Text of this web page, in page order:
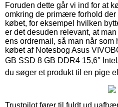
Foruden dette går vi ind for at
omkring de primære forhold
købet, for eksempel hvilken
er det desuden relevant, at
ens ordremail, så man når
købet af Notesbog Asus
GB SSD 8 GB DDR4 15,6″
du søger et produkt til en pige
Trustpilot fører til fuldt ud